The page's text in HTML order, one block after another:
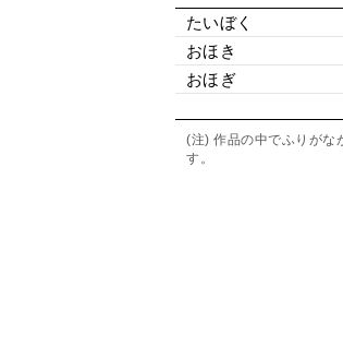
たいぼく
おほき
おほぎ
(注) 作品の中でふりがな
す。